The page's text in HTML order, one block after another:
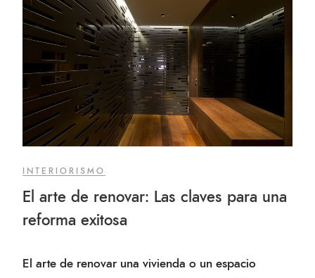
INTERIORISMO
El arte de renovar: Las claves para una
reforma exitosa
El arte de renovar una vivienda o un espacio